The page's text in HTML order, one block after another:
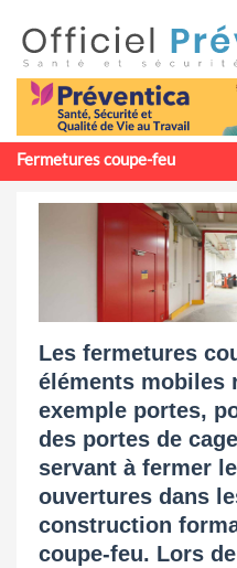
Fermetures coupe-feu
Les fermetures
éléments mobiles
exemple portes,
des portes de
servant à fermer
ouvertures dans
construction
coupe-feu. Lors